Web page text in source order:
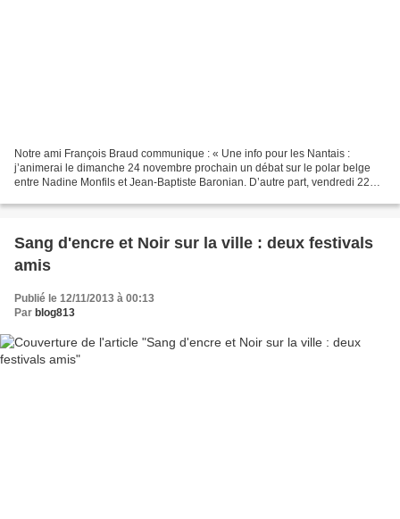
Notre ami François Braud communique : « Une info pour les Nantais :
j’animerai le dimanche 24 novembre prochain un débat sur le polar belge
entre Nadine Monfils et Jean-Baptiste Baronian. D’autre part, vendredi 22
Sang d'encre et Noir sur la ville : deux festivals
amis
Publié le 12/11/2013 à 00:13
Par blog813